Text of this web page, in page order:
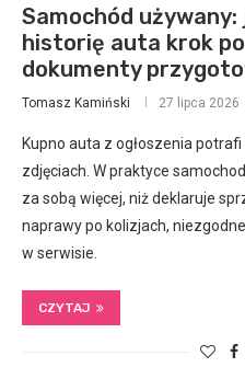
Samochód
historię auta krok
dokumenty
Tomasz Kamiński 27 lipca 2026
Kupno auta z ogłoszenia
zdjęciach. W praktyce
za sobą więcej, niż deklaruje
naprawy po kolizjach,
w serwisie.
CZYTAJ